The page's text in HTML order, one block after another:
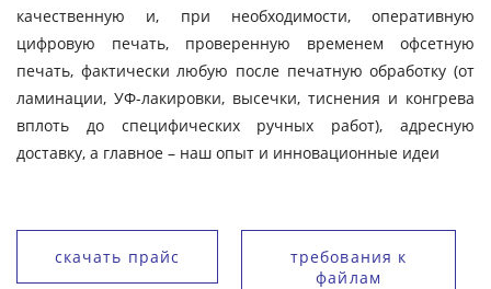
качественную и, при необходимости, оперативную
цифровую печать, проверенную временем офсетную
печать, фактически любую после печатную обработку (от
ламинации, УФ-лакировки, высечки, тиснения и конгрева
вплоть до специфических ручных работ), адресную
доставку, а главное – наш опыт и инновационные идеи
скачать прайс
требования к
файлам